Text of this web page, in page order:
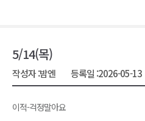
5/14(목)
작성자 :밤엔 등록일 :2026-05-13
이적-걱정말아요